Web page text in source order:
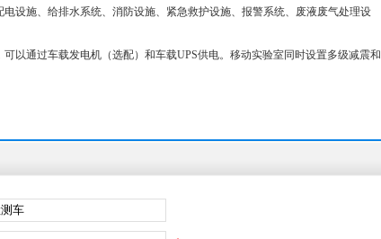
设施、给排水系统、消防设施、紧急救护设施、报警系统、废液废气处理设
以通过车载发电机（选配）和车载UPS供电。移动实验室同时设置多级减震和